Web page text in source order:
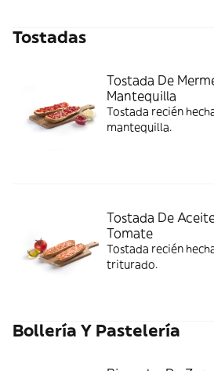
Tostadas
Tostada De
Mantequilla
Tostada recién
mantequilla.
Tostada De
Tomate
Tostada recién
triturado.
Bollería Y Pastelería